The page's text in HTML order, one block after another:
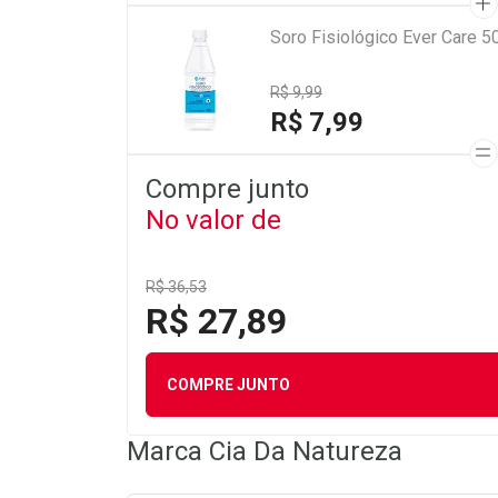
Soro Fisiológico Ever Care
R$ 9,99
R$ 7,99
Compre junto
No valor de
R$ 36,53
R$ 27,89
COMPRE JUNTO
Marca Cia Da Natureza